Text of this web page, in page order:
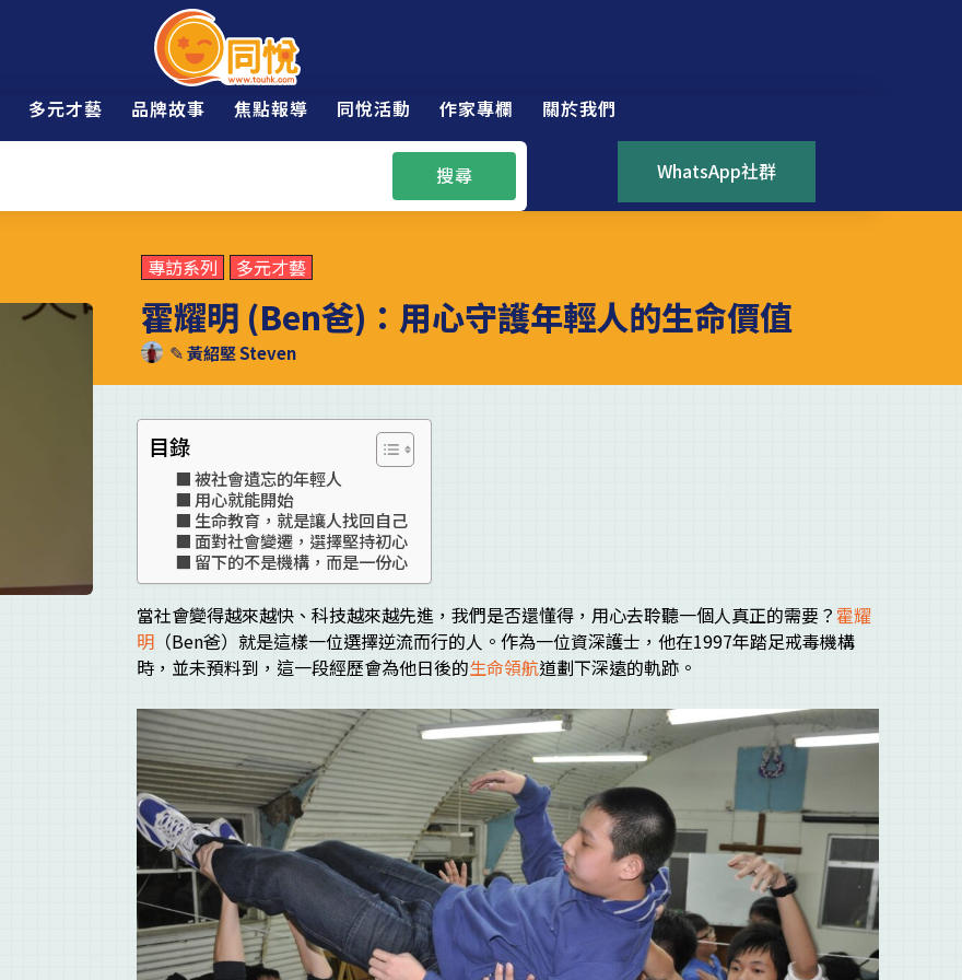
多元才藝 品牌故事 焦點報導 同悅活動 作家專欄 關於我們
搜尋 WhatsApp社群
專訪系列 多元才藝
霍耀明 (Ben爸)：用心守護年輕人的生命價值
✎黃紹堅 Steven
目錄
被社會遺忘的年輕人
用心就能開始
生命教育，就是讓人找回自己
面對社會變遷，選擇堅持初心
留下的不是機構，而是一份心
當社會變得越來越快、科技越來越先進，我們是否還懂得，用心去聆聽一個人真正的需要？ 霍耀
明 （Ben爸）就是這樣一位選擇逆流而行的人。作為一位資深護士，他在1997年踏足戒毒機構
時，並未預料到，這一段經歷會為他日後的生命領航道劃下深遠的軌跡。